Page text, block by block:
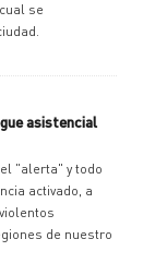
se
asistencial
"alerta" y todo
activado, a
de nuestro